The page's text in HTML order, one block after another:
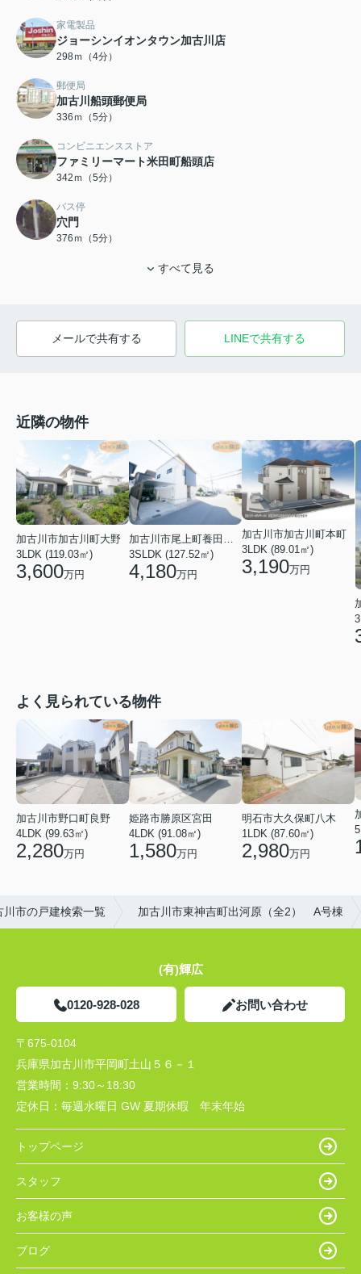
家電製品
ジョーシンイオンタウン加古川店
298ｍ（4分）
郵便局
加古川船頭郵便局
336ｍ（5分）
コンビニエンスストア
ファミリーマート米田町船頭店
342ｍ（5分）
バス停
穴門
376ｍ（5分）
すべて見る
メールで共有する LINEで共有する
近隣の物件
加古川市加古川町大野
3LDK (119.03㎡)
3,600万円
加古川市尾上町養田２丁目
3SLDK (127.52㎡)
4,180万円
加古川市加古川町本町
3LDK (89.01㎡)
3,190万円
よく見られている物件
加古川市野口町良野
4LDK (99.63㎡)
2,280万円
姫路市勝原区宮田
4LDK (91.08㎡)
1,580万円
明石市大久保町八木
1LDK (87.60㎡)
2,980万円
川市の戸建検索一覧 加古川市東神吉町出河原（全2） A号棟
(有)輝広
0120-928-028 お問い合わせ
〒675-0104
兵庫県加古川市平岡町土山５６－１
営業時間： 9:30～18:30
定休日： 毎週水曜日 GW 夏期休暇 年末年始
トップページ
スタッフ
お客様の声
ブログ